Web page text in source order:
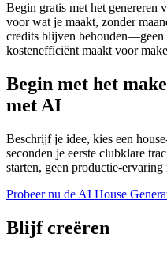
Begin gratis met het genereren
voor wat je maakt, zonder
credits blijven behouden—geen
kostenefficiënt maakt voor
Begin met het
met AI
Beschrijf je idee, kies een
seconden je eerste clubklare
starten, geen productie-ervaring
Probeer nu de AI House
Blijf creëren